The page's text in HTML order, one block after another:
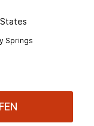
Springs